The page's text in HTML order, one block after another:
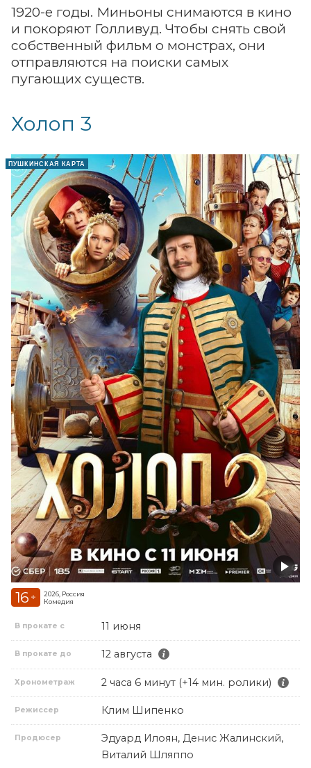
1920-е годы. Миньоны снимаются в кино
и покоряют Голливуд. Чтобы снять свой
собственный фильм о монстрах, они
отправляются на поиски самых
пугающих существ.
Холоп 3
ПУШКИНСКАЯ КАРТА
16 +
2026, Россия
Комедия
В прокате с 11 июня
В прокате до 12 августа
Хронометраж 2 часа 6 минут (+14 мин. ролики)
Режиссер Клим Шипенко
Продюсер
Эдуард Илоян, Денис Жалинский,
Виталий Шляппо